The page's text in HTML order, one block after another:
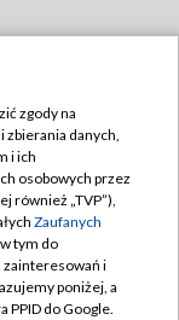
zgody na
zbierania danych,
i ich
osobowych przez
również „TVP”),
Zaufanych
tym do
zainteresowań i
poniżej, a
PPID do Google.